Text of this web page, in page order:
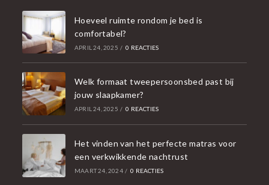
Hoeveel ruimte rondom je bed is
comfortabel?
APRIL 24, 2025 / 0 REACTIES
Welk formaat tweepersoonsbed past bij
jouw slaapkamer?
APRIL 24, 2025 / 0 REACTIES
Het vinden van het perfecte matras voor
een verkwikkende nachtrust
MAART 24, 2024 / 0 REACTIES